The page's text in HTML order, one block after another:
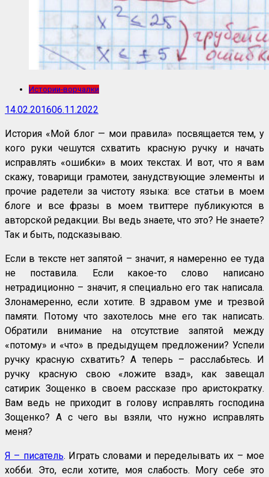
Истории-ворчалки
14.02.201606.11.2022
История «Мой блог — мои правила» посвящается тем, у
кого руки чешутся схватить красную ручку и начать
исправлять «ошибки» в моих текстах. И вот, что я вам
скажу, товарищи грамотеи, занудствующие элементы и
прочие радетели за чистоту языка: все статьи в моем
блоге и все фразы в моем твиттере публикуются в
авторской редакции. Вы ведь знаете, что это? Не знаете?
Так и быть, подсказываю.
Если в тексте нет запятой – значит, я намеренно ее туда
не поставила. Если какое-то слово написано
нетрадиционно – значит, я специально его так написала.
Злонамеренно, если хотите. В здравом уме и трезвой
памяти. Потому что захотелось мне его так написать.
Обратили внимание на отсутствие запятой между
«потому» и «что» в предыдущем предложении? Успели
ручку красную схватить? А теперь – расслабьтесь. И
ручку красную свою «ложите взад», как завещал
сатирик Зощенко в своем рассказе про аристократку.
Вам ведь не приходит в голову исправлять господина
Зощенко? А с чего вы взяли, что нужно исправлять
меня?
Я – писатель. Играть словами и переделывать их – мое
хобби. Это, если хотите, моя слабость. Могу себе это